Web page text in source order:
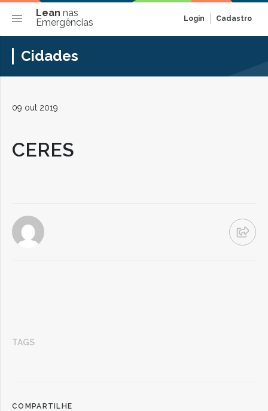
Lean nas
Emergências
Login Cadastro
Cidades
09 out 2019
CERES
TAGS
COMPARTILHE